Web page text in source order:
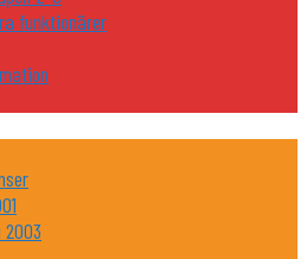
funktionärer
2003